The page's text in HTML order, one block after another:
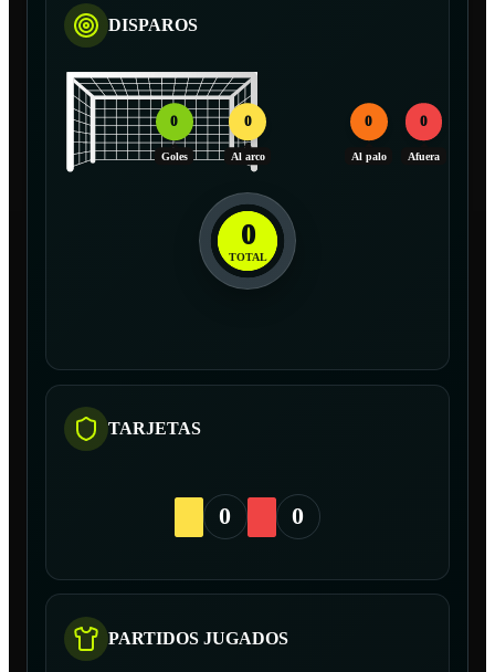
DISPAROS
0
Goles
0
Al arco
0
Al palo
0
Afuera
0
TOTAL
TARJETAS
0 0
PARTIDOS JUGADOS